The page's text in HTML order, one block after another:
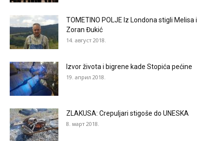
TOMETINO POLJE Iz Londona stigli Melisa i
Zoran Đukić
14. август 2018.
Izvor života i bigrene kade Stopića pećine
19. април 2018.
ZLAKUSA: Crepuljari stigoše do UNESKA
8. март 2018.